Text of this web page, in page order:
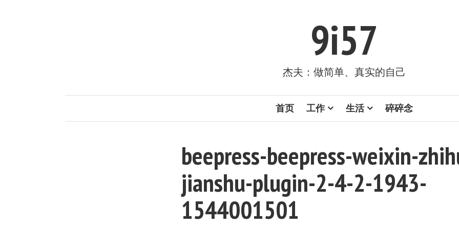
9i57
杰夫：做简单、真实的自己
首页 工作 生活 碎碎念
beepress-beepress-weixin-
jianshu-plugin-2-4-2-1943-
1544001501